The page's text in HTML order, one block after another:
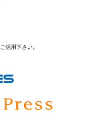
活用下さい。